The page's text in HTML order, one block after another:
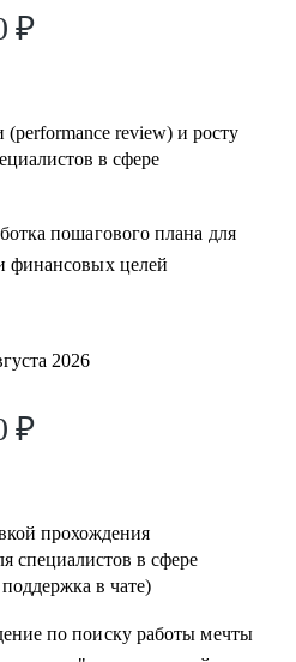
₽
(performance review) и росту
в сфере
пошагового плана для
финансовых целей
2026
₽
прохождения
специалистов в сфере
+ поддержка в чате)
по поиску работы мечты